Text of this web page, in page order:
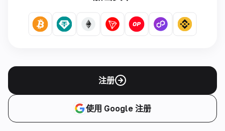
注册
使用 Google 注册